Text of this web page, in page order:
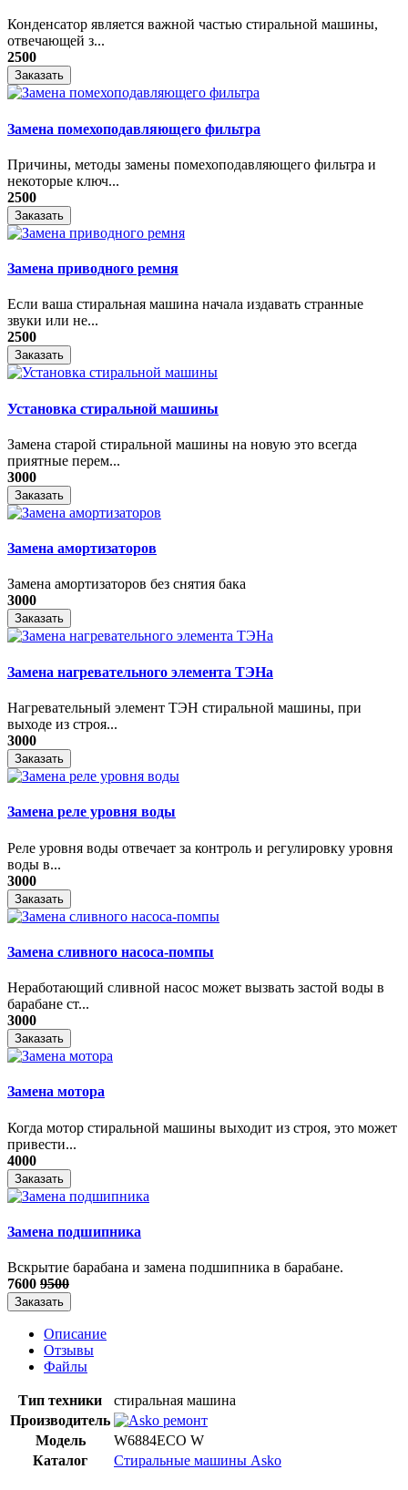
Конденсатор является важной частью стиральной машины,
отвечающей з...
2500
Заказать
Замена помехоподавляющего фильтра
Причины, методы замены помехоподавляющего фильтра и
некоторые ключ...
2500
Заказать
Замена приводного ремня
Если ваша стиральная машина начала издавать странные
звуки или не...
2500
Заказать
Установка стиральной машины
Замена старой стиральной машины на новую это всегда
приятные перем...
3000
Заказать
Замена амортизаторов
Замена амортизаторов без снятия бака
3000
Заказать
Замена нагревательного элемента ТЭНа
Нагревательный элемент ТЭН стиральной машины, при
выходе из строя...
3000
Заказать
Замена реле уровня воды
Реле уровня воды отвечает за контроль и регулировку уровня
воды в...
3000
Заказать
Замена сливного насоса-помпы
Неработающий сливной насос может вызвать застой воды в
барабане ст...
3000
Заказать
Замена мотора
Когда мотор стиральной машины выходит из строя, это может
привести...
4000
Заказать
Замена подшипника
Вскрытие барабана и замена подшипника в барабане.
7600 9500
Заказать
Описание
Отзывы
Файлы
Тип техники
стиральная машина
Производитель
Модель
W6884ECO W
Каталог
Стиральные машины Asko